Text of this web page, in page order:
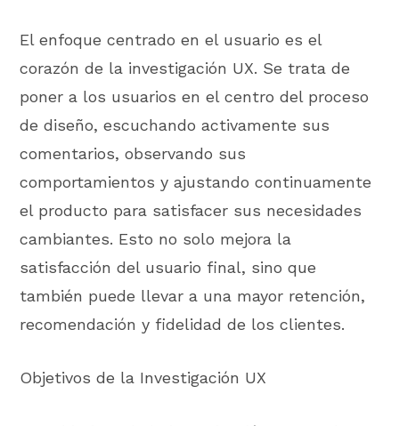
El enfoque centrado en el usuario es el
corazón de la investigación UX. Se trata de
poner a los usuarios en el centro del proceso
de diseño, escuchando activamente sus
comentarios, observando sus
comportamientos y ajustando continuamente
el producto para satisfacer sus necesidades
cambiantes. Esto no solo mejora la
satisfacción del usuario final, sino que
también puede llevar a una mayor retención,
recomendación y fidelidad de los clientes.
Objetivos de la Investigación UX